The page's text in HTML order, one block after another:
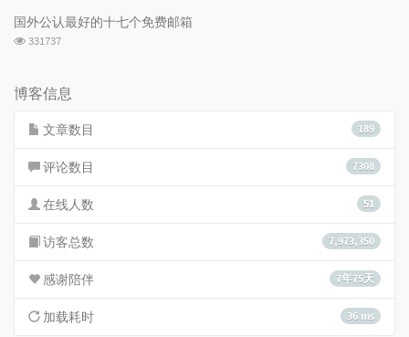
次
数:
国外公认最好的十七个免费邮箱
浏
数:
331737
博客信息
189
文章数目
7308
评论数目
51
在线人数
7,973,350
访客总数
7年75天
感谢陪伴
36 ms
加载耗时